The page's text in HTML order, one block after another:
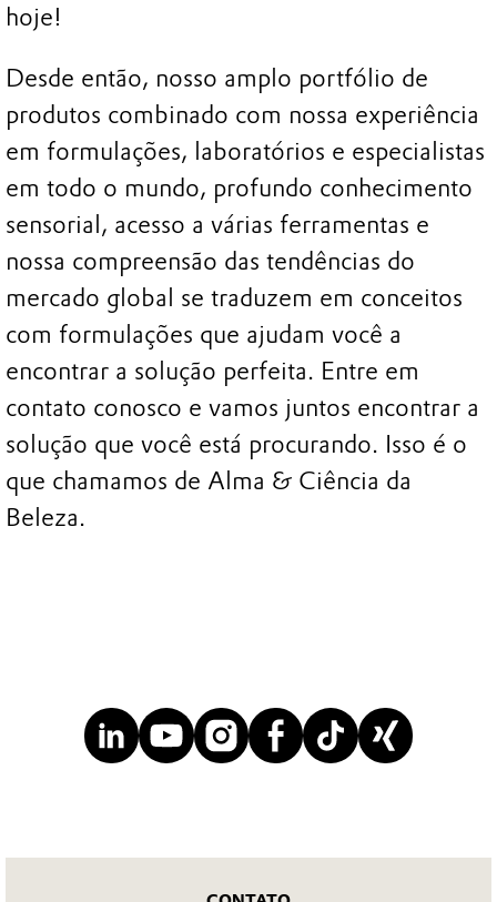
hoje!
Desde então, nosso amplo portfólio de
produtos combinado com nossa experiência
em formulações, laboratórios e especialistas
em todo o mundo, profundo conhecimento
sensorial, acesso a várias ferramentas e
nossa compreensão das tendências do
mercado global se traduzem em conceitos
com formulações que ajudam você a
encontrar a solução perfeita. Entre em
contato conosco e vamos juntos encontrar a
solução que você está procurando. Isso é o
que chamamos de Alma & Ciência da
Beleza.